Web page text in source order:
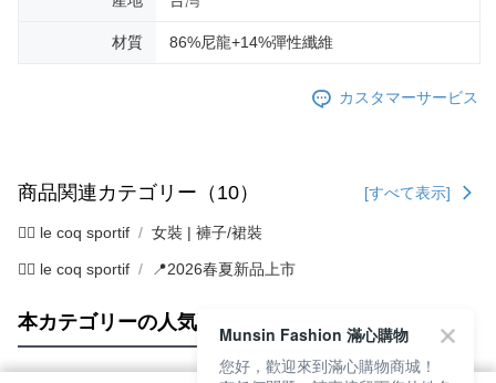
材質 86%尼龍+14%彈性纖維
カスタマーサービス
商品関連カテゴリー（10） [すべて表示]
🚴‍♂️ le coq sportif 女裝 | 褲子/裙裝
🚴‍♂️ le coq sportif 📍2026春夏新品上市
本カテゴリーの人気商品 サイト全体のランキング
Munsin Fashion 滿心購物
您好，歡迎來到滿心購物商城！